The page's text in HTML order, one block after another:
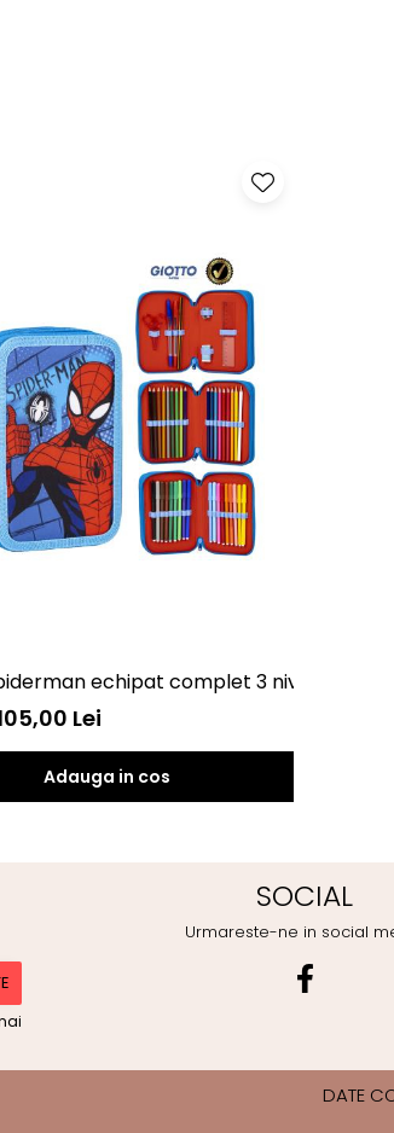
Penar Spiderman echipat complet 3 nivele
Lei
Adauga in cos
SOCIAL
Urmareste-ne in social
DATE